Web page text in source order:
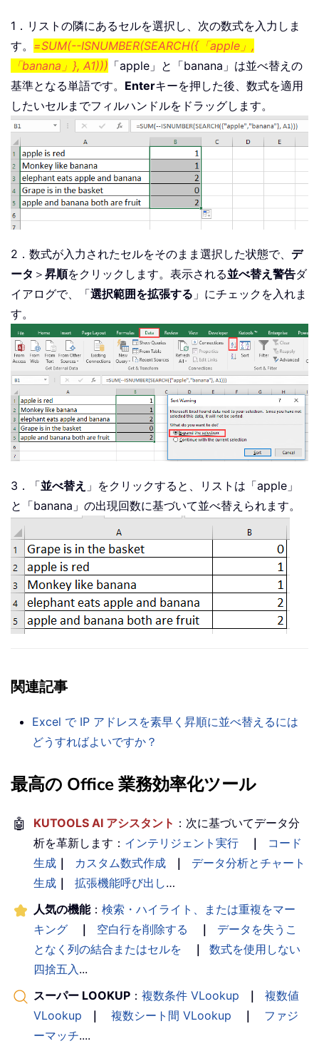
1．リストの隣にあるセルを選択し、次の数式を入力しま
す。 =SUM(--ISNUMBER(SEARCH({「apple」,
「banana」}, A1))) 「apple」と「banana」は並べ替えの
基準となる単語です。 Enterキーを押した後、数式を適用
したいセルまでフィルハンドルをドラッグします。
2．数式が入力されたセルをそのまま選択した状態で、 デ
ータ ＞ 昇順をクリックします。表示される並べ替え警告ダ
イアログで、「選択範囲を拡張する 」にチェックを入れま
す。
3．「並べ替え 」をクリックすると、リストは「apple」
と「banana」の出現回数に基づいて並べ替えられます。
関連記事
Excel で IP アドレスを素早く昇順に並べ替えるには
どうすればよいですか？
最高の Office 業務効率化ツール
🤖 KUTOOLS AI アシスタント ：次に基づいてデータ分
析を革新します： インテリジェント実行 ｜
コード
生成 ｜ カスタム数式作成 ｜
データ分析とチャート
生成 ｜ 拡張機能呼び出し…
人気の機能： 検索・ハイライト、または重複をマー
キング
｜ 空白行を削除する ｜
データを失うこ
となく列の結合またはセルを
｜
数式を使用しない
四捨五入 ...
スーパー LOOKUP ： 複数条件 VLookup ｜
複数値
VLookup
｜ 複数シート間 VLookup ｜
ファジ
ーマッチ....